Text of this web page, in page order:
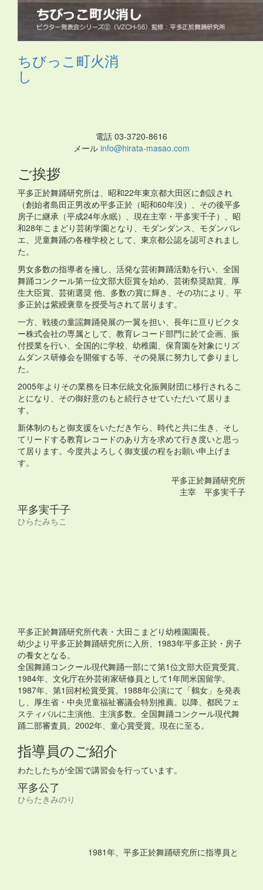
日本・昔話・時代劇・武術・ 民謡・
琉球・発表会2018・白衣・着物・ 紙のお皿 ・ 組体操・
ミノ・自転車・舞踊・花火・親子・調理道具・長靴・
頭・鳴子・鳶口（とびぐち）・
ちびっこ町火消
し
電話 03-3720-8616
メール info@hirata-masao.com
ご挨拶
平多正於舞踊研究所は、昭和22年東京都大田区に創設され
（創始者島田正男改め平多正於（昭和60年没）、その後平多
房子に継承（平成24年永眠）、現在主宰・平多実千子）、昭
和28年こまどり芸術学園となり、モダンダンス、モダンバレ
エ、児童舞踊の各種学校として、東京都公認を認可されまし
た。
男女多数の指導者を擁し、活発な芸術舞踊活動を行い、全国
舞踊コンクール第一位文部大臣賞を始め、芸術祭奨励賞、厚
生大臣賞、芸術選奨 他、多数の賞に輝き、その功により、平
多正於は紫綬褒章を授受与されて居ります。
一方、戦後の童謡舞踊発展の一翼を担い、長年に亘りビクタ
ー株式会社の専属として、教育レコード部門に於て企画、振
付授業を行い、全国的に学校、幼稚園、保育園を対象にリズ
ムダンス研修会を開催する等、その発展に努力して参りまし
た。
2005年よりその業務を日本伝統文化振興財団に移行されるこ
とになり、その御好意のもと続行させていただいて居りま
す。
新体制のもと御支援をいただき乍ら、時代と共に生き、そし
てリードする教育レコードのあり方を求めて行き度いと思っ
て居ります。今度共よろしく御支援の程をお願い申上げま
す。
平多正於舞踊研究所
主宰 平多実千子
平多実千子
ひらたみちこ
平多正於舞踊研究所代表・大田こまどり幼稚園園長。
幼少より平多正於舞踊研究所に入所、1983年平多正於・房子
の養女となる。
全国舞踊コンクール現代舞踊一部にて第1位文部大臣賞受賞。
1984年、文化庁在外芸術家研修員として1年間米国留学。
1987年、第1回村松賞受賞。1988年公演にて「鶴女」を発表
し、厚生省・中央児童福祉審議会特別推薦。以降、都民フェ
スティバルに主演他、主演多数。全国舞踊コンクール現代舞
踊二部審査員。2002年、童心賞受賞。現在に至る。
指導員のご紹介
わたしたちが全国で講習会を行っています。
平多公了
ひらたきみのり
1981年、平多正於舞踊研究所に指導員と